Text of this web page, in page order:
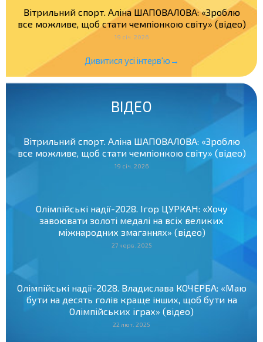
Вітрильний спорт. Аліна ШАПОВАЛОВА: «Зроблю
все можливе, щоб стати чемпіонкою світу» (відео)
19 січ. 2026
Дивитися усі інтерв'ю→
ВІДЕО
Вітрильний спорт. Аліна ШАПОВАЛОВА: «Зроблю
все можливе, щоб стати чемпіонкою світу» (відео)
19 січ. 2026
Олімпійські надії-2028. Ігор ЦУРКАН: «Хочу
завоювати золоті медалі на всіх великих
міжнародних змаганнях» (відео)
27 черв. 2025
Олімпійські надії-2028. Владислава КОЧЕРБА: «Маю
бути на десять голів краще інших, щоб бути на
Олімпійських іграх» (відео)
22 лют. 2025